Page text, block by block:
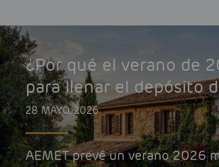
¿Por qué el verano de
para llenar el depósito
28 MAYO, 2026
AEMET prevé un verano 2026